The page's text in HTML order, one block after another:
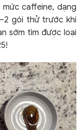
caffeine, dạng
gói thử trước khi
sớm tìm được loại